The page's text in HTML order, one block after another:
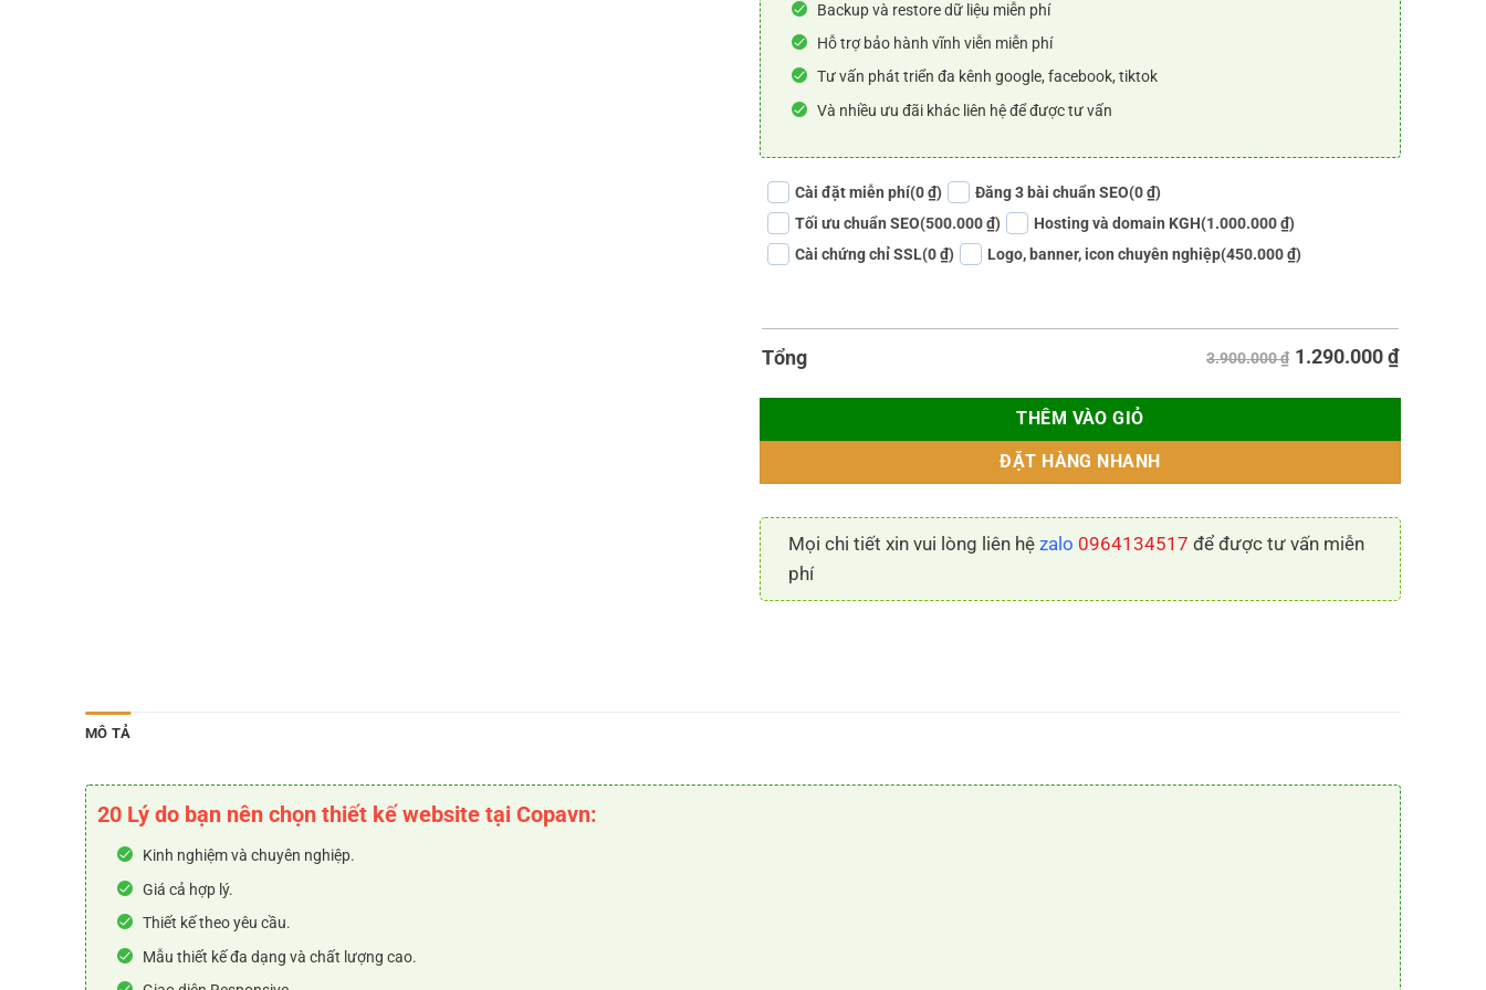
Backup và restore dữ liệu miễn phí
Hỗ trợ bảo hành vĩnh viễn miễn phí
Tư vấn phát triển đa kênh google, facebook, tiktok
Và nhiều ưu đãi khác liên hệ để được tư vấn
Cài đặt miễn phí(0 ₫) Đăng 3 bài chuẩn SEO(0 ₫)
Tối ưu chuẩn SEO(500.000 ₫) Hosting và domain KGH(1.000.000 ₫)
Cài chứng chỉ SSL(0 ₫) Logo, banner, icon chuyên nghiệp(450.000 ₫)
Tổng 3.900.000 ₫ 1.290.000₫
THÊM VÀO GIỎ
ĐẶT HÀNG NHANH
Mọi chi tiết xin vui lòng liên hệ zalo 0964134517 để được tư vấn miễn
phí
MÔ TẢ
20 Lý do bạn nên chọn thiết kế website tại Copavn:
Kinh nghiệm và chuyên nghiệp.
Giá cả hợp lý.
Thiết kế theo yêu cầu.
Mẫu thiết kế đa dạng và chất lượng cao.